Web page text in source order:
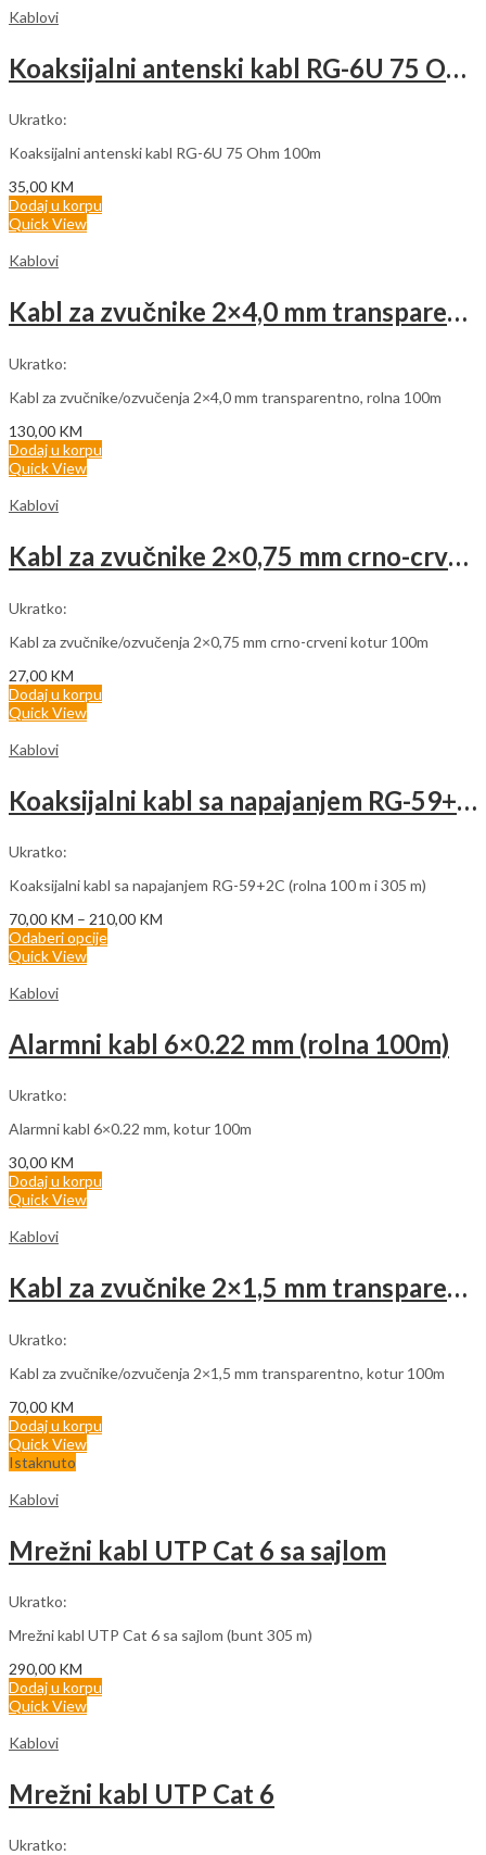
Kablovi
Koaksijalni antenski kabl RG-6U 75 Ohm (rolna 100m)
Ukratko:
Koaksijalni antenski kabl RG-6U 75 Ohm 100m
35,00 KM
Dodaj u korpu
Quick View
Kablovi
Kabl za zvučnike 2×4,0 mm transparentno (rolna 100m)
Ukratko:
Kabl za zvučnike/ozvučenja 2×4,0 mm transparentno, rolna 100m
130,00 KM
Dodaj u korpu
Quick View
Kablovi
Kabl za zvučnike 2×0,75 mm crno-crveni (rolna 100m)
Ukratko:
Kabl za zvučnike/ozvučenja 2×0,75 mm crno-crveni kotur 100m
27,00 KM
Dodaj u korpu
Quick View
Kablovi
Koaksijalni kabl sa napajanjem RG-59+2C (100m i 305m)
Ukratko:
Koaksijalni kabl sa napajanjem RG-59+2C (rolna 100 m i 305 m)
70,00 KM – 210,00 KM
Odaberi opcije
Quick View
Kablovi
Alarmni kabl 6×0.22 mm (rolna 100m)
Ukratko:
Alarmni kabl 6×0.22 mm, kotur 100m
30,00 KM
Dodaj u korpu
Quick View
Kablovi
Kabl za zvučnike 2×1,5 mm transparentno (rolna 100m)
Ukratko:
Kabl za zvučnike/ozvučenja 2×1,5 mm transparentno, kotur 100m
70,00 KM
Dodaj u korpu
Quick View
Istaknuto
Kablovi
Mrežni kabl UTP Cat 6 sa sajlom
Ukratko:
Mrežni kabl UTP Cat 6 sa sajlom (bunt 305 m)
290,00 KM
Dodaj u korpu
Quick View
Kablovi
Mrežni kabl UTP Cat 6
Ukratko: